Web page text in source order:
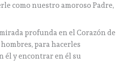
como nuestro amoroso Padre,
profunda en el Corazón de
para hacerles
él y encontrar en él su